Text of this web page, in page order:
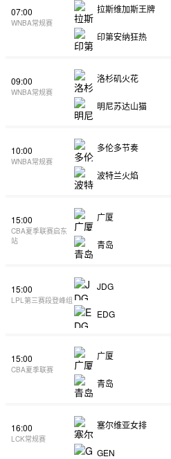
07:00
WNBA常规赛
拉斯维加斯王牌
印第安纳狂热
09:00
WNBA常规赛
洛杉矶火花
明尼苏达山猫
10:00
WNBA常规赛
多伦多节奏
波特兰火焰
15:00
CBA夏季联赛启东
站
广厦
青岛
15:00
LPL第三赛段登峰组
JDG
EDG
15:00
CBA夏季联赛
广厦
青岛
16:00
LCK常规赛
塞尔维亚女排
GEN